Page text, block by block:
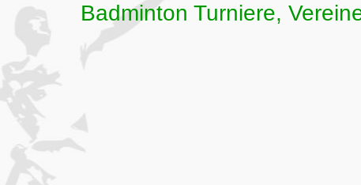
Badminton Turniere,